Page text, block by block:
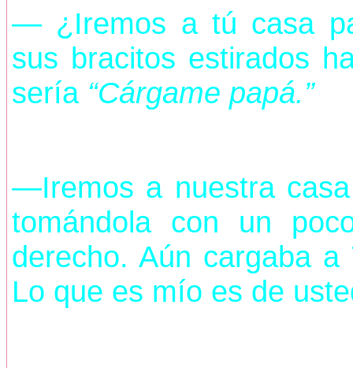
— ¿Iremos a tú casa
sus bracitos estirados
sería“Cárgame papá.”
—Iremos a nuestra
tomándola con un
derecho. Aún cargaba
Lo que es mío es de